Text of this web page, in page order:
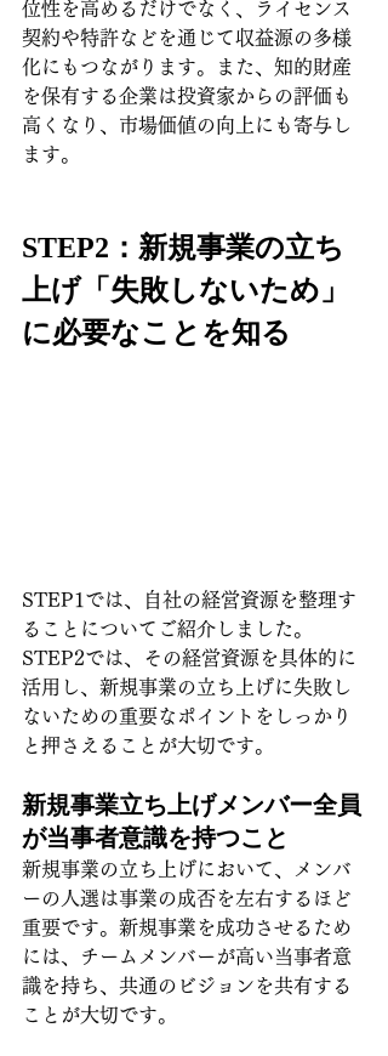
位性を高めるだけでなく、ライセンス
契約や特許などを通じて収益源の多様
化にもつながります。また、知的財産
を保有する企業は投資家からの評価も
高くなり、市場価値の向上にも寄与し
ます。
STEP2：新規事業の立ち
上げ「失敗しないため」
に必要なことを知る
STEP1では、自社の経営資源を整理す
ることについてご紹介しました。
STEP2では、その経営資源を具体的に
活用し、新規事業の立ち上げに失敗し
ないための重要なポイントをしっかり
と押さえることが大切です。
新規事業立ち上げメンバー全員
が当事者意識を持つこと
新規事業の立ち上げにおいて、メンバ
ーの人選は事業の成否を左右するほど
重要です。新規事業を成功させるため
には、チームメンバーが高い当事者意
識を持ち、共通のビジョンを共有する
ことが大切です。